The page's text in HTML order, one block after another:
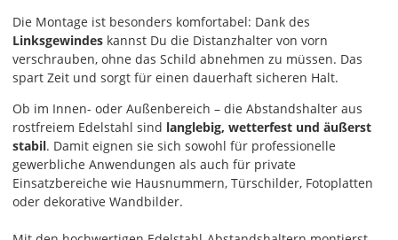
Die Montage ist besonders komfortabel: Dank des
Linksgewindes kannst Du die Distanzhalter von vorn
verschrauben, ohne das Schild abnehmen zu müssen. Das
spart Zeit und sorgt für einen dauerhaft sicheren Halt.
Ob im Innen- oder Außenbereich – die Abstandshalter aus
rostfreiem Edelstahl sind langlebig, wetterfest und äußerst
stabil. Damit eignen sie sich sowohl für professionelle
gewerbliche Anwendungen als auch für private
Einsatzbereiche wie Hausnummern, Türschilder, Fotoplatten
oder dekorative Wandbilder.